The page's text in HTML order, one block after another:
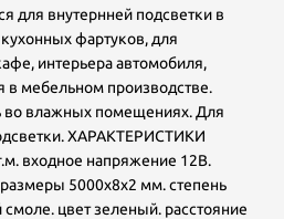
для внутернней подсветки в
фартуков, для
интерьера автомобиля,
в мебельном производстве.
во влажных помещениях. Для
ХАРАКТЕРИСТИКИ
входное напряжение 12В.
5000х8х2 мм. степень
цвет зеленый. расстояние